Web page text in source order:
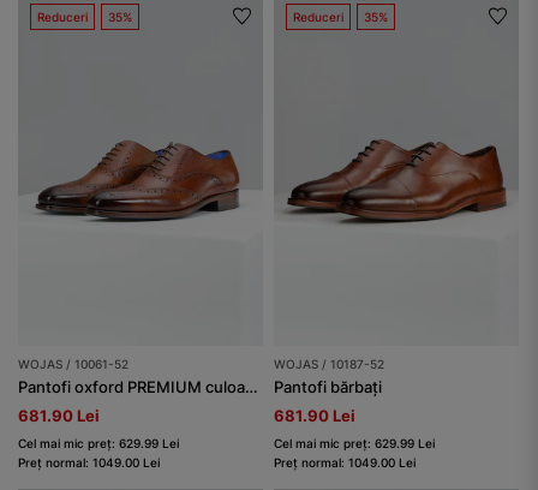
Reduceri 35%
WOJAS / 10061-52
Pantofi oxford PREMIUM culoare maro-deschis bărbați
681.90 Lei
Cel mai mic preț: 629.99 Lei
Preț normal: 1049.00 Lei
Reduceri 35%
WOJAS / 10187-52
Pantofi bărbați
681.90 Lei
Cel mai mic preț: 629.99 Lei
Preț normal: 1049.00 Lei